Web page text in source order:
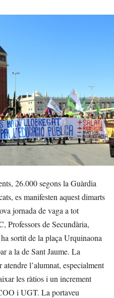
26.000 segons la Guàrdia
es manifesten aquest dimarts
jornada de vaga a tot
Professors de Secundària,
sortit de la plaça Urquinaona
a la de Sant Jaume. La
atendre l’alumnat, especialment
les ràtios i un increment
i UGT. La portaveu